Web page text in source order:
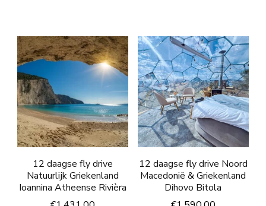
12 daagse fly drive
Natuurlijk Griekenland
Ioannina Atheense Rivièra
12 daagse fly drive Noord
Macedonië & Griekenland
Dihovo Bitola